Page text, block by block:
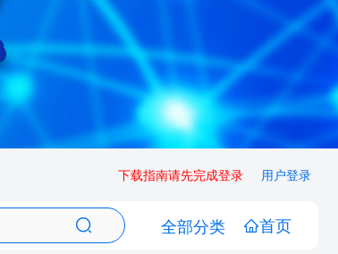
下载指南请先完成登录 用户登录
全部分类 首页